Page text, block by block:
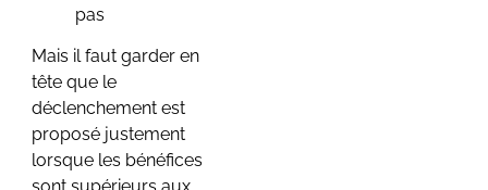
pas
Mais il faut garder en
tête que le
déclenchement est
proposé justement
lorsque les bénéfices